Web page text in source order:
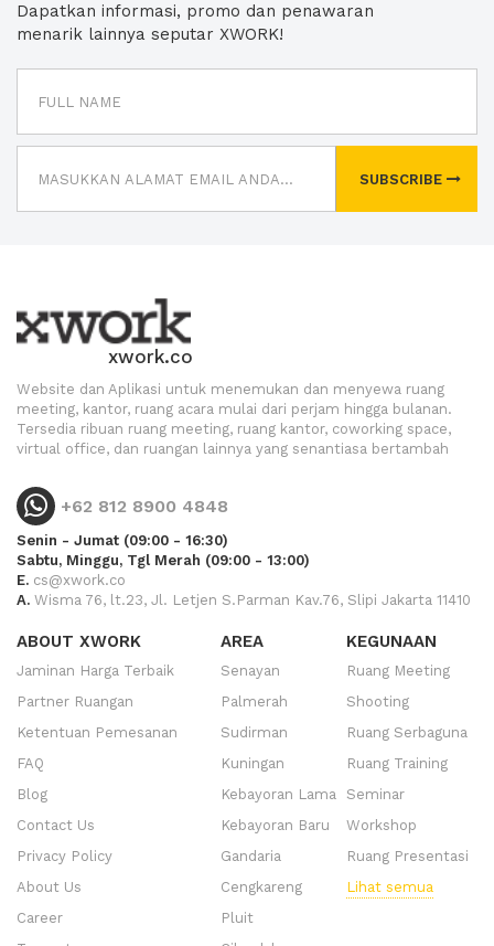
Dapatkan informasi, promo dan penawaran
menarik lainnya seputar XWORK!
SUBSCRIBE
xwork.co
Website dan Aplikasi untuk menemukan dan menyewa ruang
meeting, kantor, ruang acara mulai dari perjam hingga bulanan.
Tersedia ribuan ruang meeting, ruang kantor, coworking space,
virtual office, dan ruangan lainnya yang senantiasa bertambah
+62 812 8900 4848
Senin - Jumat (09:00 - 16:30)
Sabtu, Minggu, Tgl Merah (09:00 - 13:00)
E. cs@xwork.co
A. Wisma 76, lt.23, Jl. Letjen S.Parman Kav.76, Slipi Jakarta 11410
ABOUT XWORK
Jaminan Harga Terbaik
Partner Ruangan
Ketentuan Pemesanan
FAQ
Blog
Contact Us
Privacy Policy
About Us
Career
AREA
Senayan
Palmerah
Sudirman
Kuningan
Kebayoran Lama
Kebayoran Baru
Gandaria
Cengkareng
Pluit
KEGUNAAN
Ruang Meeting
Shooting
Ruang Serbaguna
Ruang Training
Seminar
Workshop
Ruang Presentasi
Lihat semua